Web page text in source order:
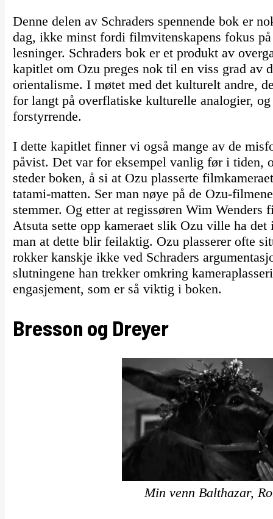
Denne delen av Schraders spennende bok er
dag, ikke minst fordi filmvitenskapens fokus
lesninger. Schraders bok er et produkt av
kapitlet om Ozu preges nok til en viss grad av
orientalisme. I møtet med det kulturelt andre,
for langt på overflatiske kulturelle analogier,
forstyrrende.
I dette kapitlet finner vi også mange av de
påvist. Det var for eksempel vanlig før i tiden,
steder boken, å si at Ozu plasserte
tatami-matten. Ser man nøye på de Ozu-
stemmer. Og etter at regissøren Wim Wenders
Atsuta sette opp kameraet slik Ozu ville ha
man at dette blir feilaktig. Ozu plasserer ofte
rokker kanskje ikke ved Schraders
slutningene han trekker omkring
engasjement, som er så viktig i boken.
Bresson og Dreyer
Min venn Balthazar,